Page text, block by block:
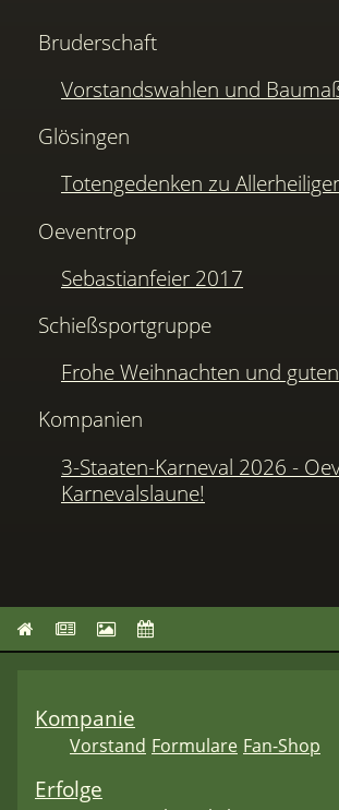
Bruderschaft
Vorstandswahlen und
Glösingen
Totengedenken zu
Oeventrop
Sebastianfeier 2017
Schießsportgruppe
Frohe Weihnachten und
Kompanien
3-Staaten-Karneval 2026 -
Karnevalslaune!
Kompanie
Vorstand Formulare Fan-Shop
Erfolge